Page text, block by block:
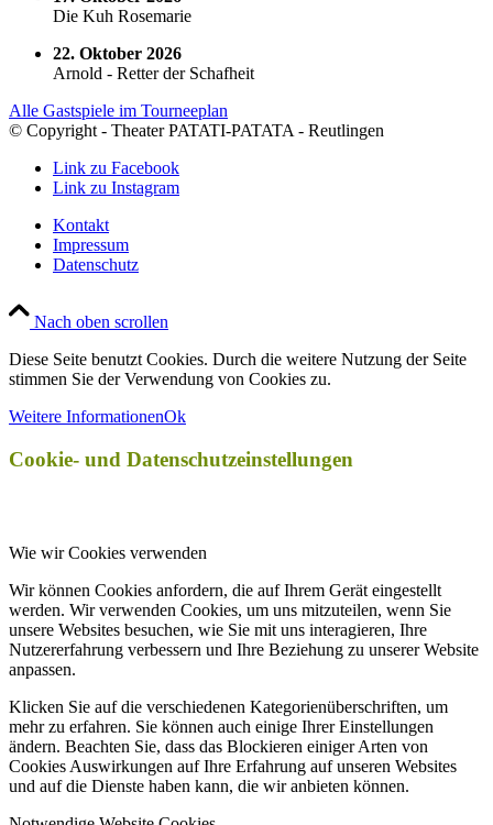
Die Kuh Rosemarie
22. Oktober 2026
Arnold - Retter der Schafheit
Alle Gastspiele im Tourneeplan
© Copyright - Theater PATATI-PATATA - Reutlingen
Link zu Facebook
Link zu Instagram
Kontakt
Impressum
Datenschutz
Nach oben scrollen
Diese Seite benutzt Cookies. Durch die weitere Nutzung der Seite
stimmen Sie der Verwendung von Cookies zu.
Weitere InformationenOk
Cookie- und Datenschutzeinstellungen
Wie wir Cookies verwenden
Wir können Cookies anfordern, die auf Ihrem Gerät eingestellt
werden. Wir verwenden Cookies, um uns mitzuteilen, wenn Sie
unsere Websites besuchen, wie Sie mit uns interagieren, Ihre
Nutzererfahrung verbessern und Ihre Beziehung zu unserer Website
anpassen.
Klicken Sie auf die verschiedenen Kategorienüberschriften, um
mehr zu erfahren. Sie können auch einige Ihrer Einstellungen
ändern. Beachten Sie, dass das Blockieren einiger Arten von
Cookies Auswirkungen auf Ihre Erfahrung auf unseren Websites
und auf die Dienste haben kann, die wir anbieten können.